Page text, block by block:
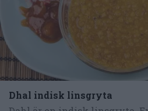
Dhal indisk linsgryta